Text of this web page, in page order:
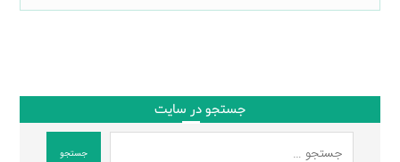
جستجو در سایت
جستجو